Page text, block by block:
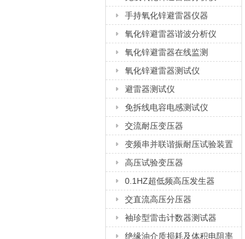
手持氧化锌避雷器仪器
氧化锌避雷器谐波分析仪
氧化锌避雷器在线监测
氧化锌避雷器测试仪
避雷器测试仪
免拆线电容电感测试仪
交流耐压变压器
变频串并联谐振耐压试验装置
高压试验变压器
0.1HZ超低频高压发生器
交直流高压分压器
袖珍型雷击计数器测试器
绝缘油介质损耗及体积电阻率